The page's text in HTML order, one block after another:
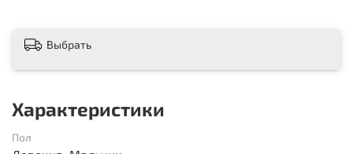
Выбрать
Характеристики
Пол